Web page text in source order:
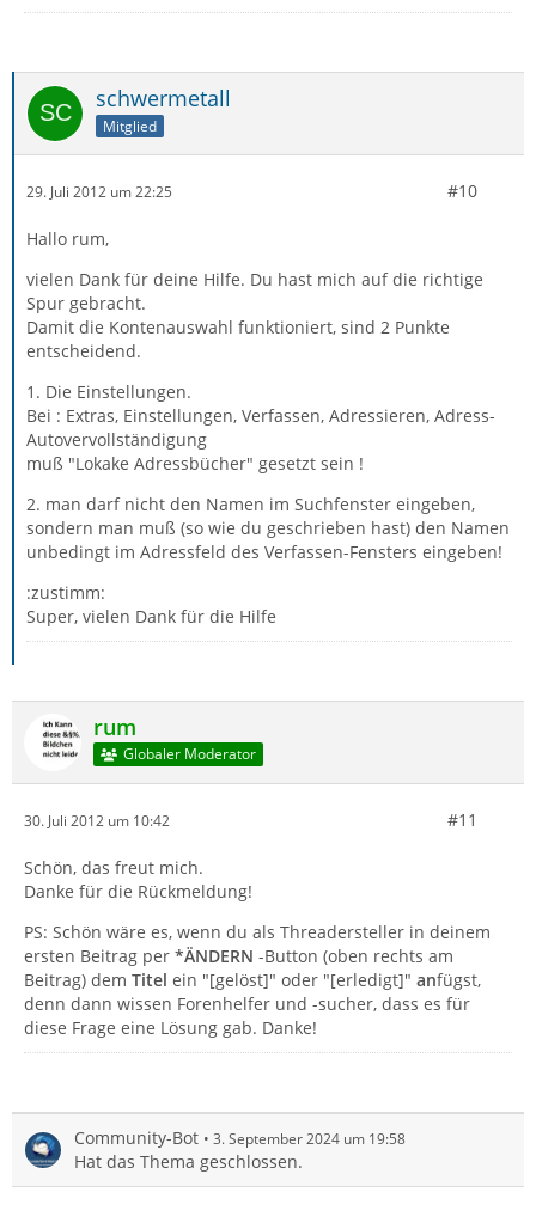
schwermetall
Mitglied
29. Juli 2012 um 22:25 #10
Hallo rum,
vielen Dank für deine Hilfe. Du hast mich auf die richtige
Spur gebracht.
Damit die Kontenauswahl funktioniert, sind 2 Punkte
entscheidend.
1. Die Einstellungen.
Bei : Extras, Einstellungen, Verfassen, Adressieren, Adress-
Autovervollständigung
muß "Lokake Adressbücher" gesetzt sein !
2. man darf nicht den Namen im Suchfenster eingeben,
sondern man muß (so wie du geschrieben hast) den Namen
unbedingt im Adressfeld des Verfassen-Fensters eingeben!
:zustimm:
Super, vielen Dank für die Hilfe
rum
Globaler Moderator
30. Juli 2012 um 10:42 #11
Schön, das freut mich.
Danke für die Rückmeldung!
PS: Schön wäre es, wenn du als Threadersteller in deinem
ersten Beitrag per *ÄNDERN -Button (oben rechts am
Beitrag) dem Titel ein "[gelöst]" oder "[erledigt]" anfügst,
denn dann wissen Forenhelfer und -sucher, dass es für
diese Frage eine Lösung gab. Danke!
Community-Bot 3. September 2024 um 19:58
Hat das Thema geschlossen.